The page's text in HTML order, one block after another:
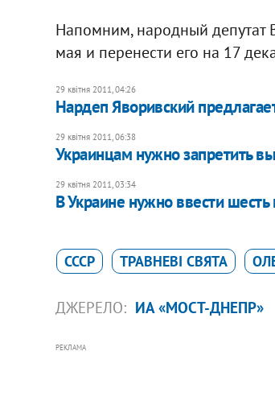
Напомним, народный депутат
мая и перенести его на 17
29 квітня 2011, 04:26
Нардеп Яворивский
29 квітня 2011, 06:38
Украинцам нужно запретить
29 квітня 2011, 03:34
В Украине нужно ввести
СССР ТРАВНЕВІ СВЯТА
ДЖЕРЕЛО: ИА «МОСТ-ДНЕПР»
РЕКЛАМА